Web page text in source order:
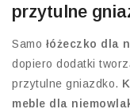
przytulne
Samo łóżeczko dla
dopiero dodatki
przytulne gniazdko.
meble dla